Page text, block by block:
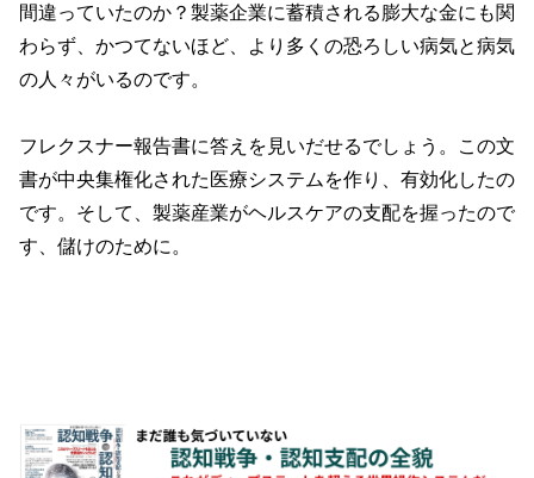
間違っていたのか？製薬企業に蓄積される膨大な金にも関
わらず、かつてないほど、より多くの恐ろしい病気と病気
の人々がいるのです。
フレクスナー報告書に答えを見いだせるでしょう。この文
書が中央集権化された医療システムを作り、有効化したの
です。そして、製薬産業がヘルスケアの支配を握ったので
す、儲けのために。